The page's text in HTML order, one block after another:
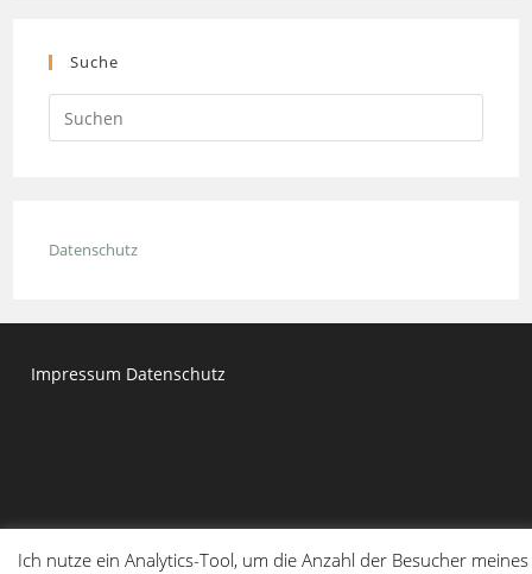
Suche
Datenschutz
Impressum Datenschutz
Ich nutze ein Analytics-Tool, um die Anzahl der Besucher meines